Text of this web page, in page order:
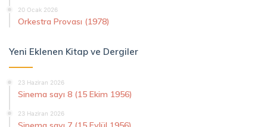
20 Ocak 2026
Orkestra Provası (1978)
Yeni Eklenen Kitap ve Dergiler
23 Haziran 2026
Sinema sayı 8 (15 Ekim 1956)
23 Haziran 2026